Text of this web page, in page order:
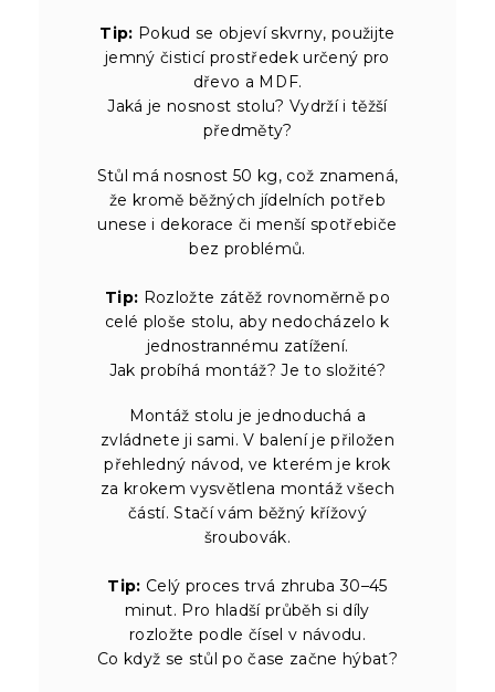
Tip: Pokud se objeví skvrny, použijte
jemný čisticí prostředek určený pro
dřevo a MDF.
Jaká je nosnost stolu? Vydrží i těžší
předměty?
Stůl má nosnost 50 kg, což znamená,
že kromě běžných jídelních potřeb
unese i dekorace či menší spotřebiče
bez problémů.
Tip: Rozložte zátěž rovnoměrně po
celé ploše stolu, aby nedocházelo k
jednostrannému zatížení.
Jak probíhá montáž? Je to složité?
Montáž stolu je jednoduchá a
zvládnete ji sami. V balení je přiložen
přehledný návod, ve kterém je krok
za krokem vysvětlena montáž všech
částí. Stačí vám běžný křížový
šroubovák.
Tip: Celý proces trvá zhruba 30–45
minut. Pro hladší průběh si díly
rozložte podle čísel v návodu.
Co když se stůl po čase začne hýbat?